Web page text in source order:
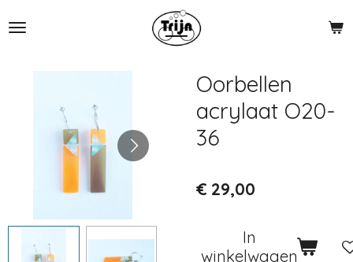
direct
Oorbellen
acrylaat O20-
36
€ 29,00
In
winkelwagen